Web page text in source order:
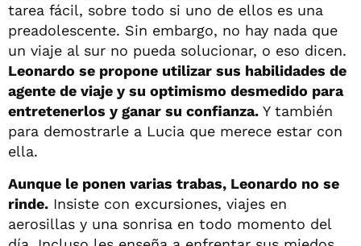
tarea fácil, sobre todo si uno de ellos es una
preadolescente. Sin embargo, no hay nada que
un viaje al sur no pueda solucionar, o eso dicen.
Leonardo se propone utilizar sus habilidades de
agente de viaje y su optimismo desmedido para
entretenerlos y ganar su confianza. Y también
para demostrarle a Lucia que merece estar con
ella.
Aunque le ponen varias trabas, Leonardo no se
rinde. Insiste con excursiones, viajes en
aerosillas y una sonrisa en todo momento del